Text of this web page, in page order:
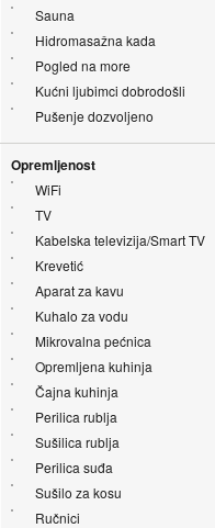
Sauna
Hidromasažna kada
Pogled na more
Kućni ljubimci dobrodošli
Pušenje dozvoljeno
Opremljenost
WiFi
TV
Kabelska televizija/Smart TV
Krevetić
Aparat za kavu
Kuhalo za vodu
Mikrovalna pećnica
Opremljena kuhinja
Čajna kuhinja
Perilica rublja
Sušilica rublja
Perilica suđa
Sušilo za kosu
Ručnici